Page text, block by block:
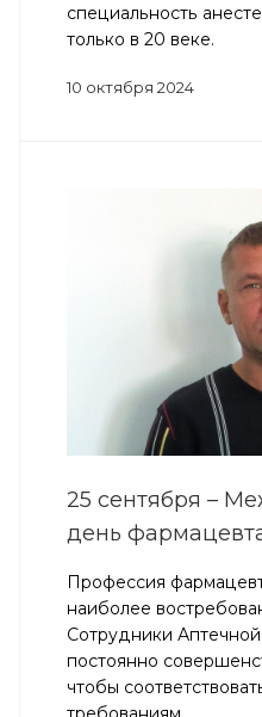
специальность
только в 20 веке.
10 октября 2024
25 сентября –
день
Профессия
наиболее
Сотрудники
постоянно
чтобы